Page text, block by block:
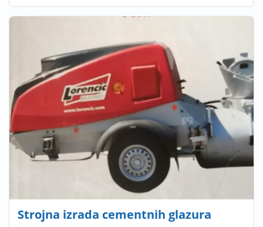
Strojna izrada cementnih glazura